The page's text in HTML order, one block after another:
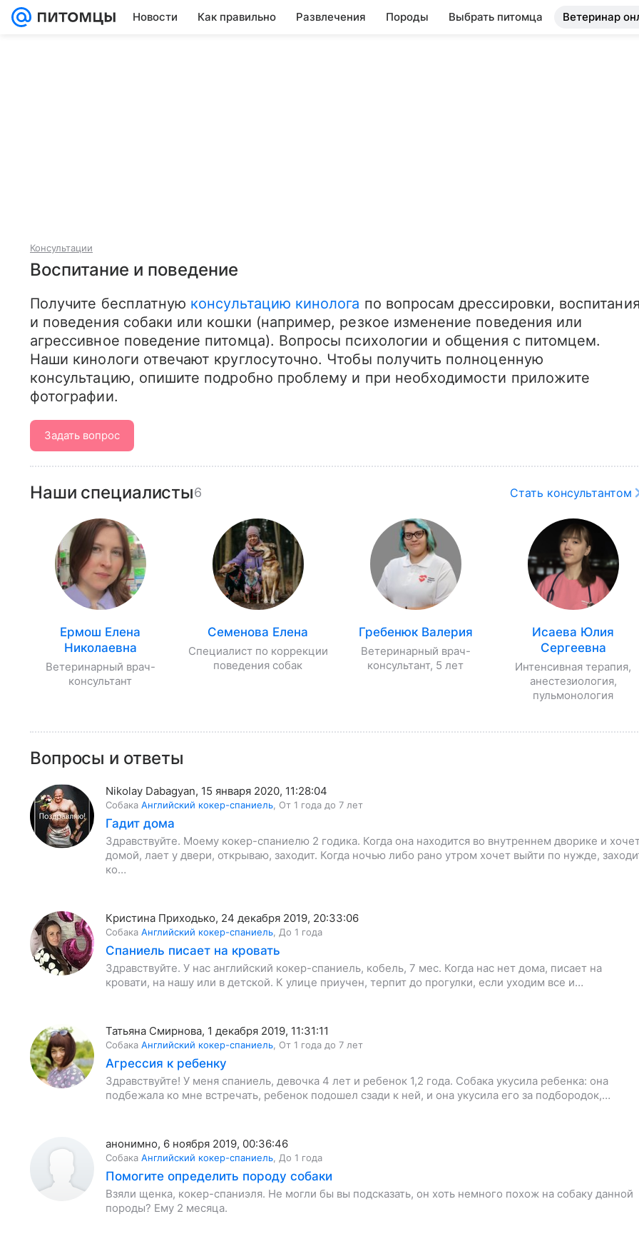
Новости Как правильно Развлечения Породы Выбрать питомца Ветеринар
Консультации
Воспитание и поведение
Получите бесплатную консультацию кинолога по вопросам дрессировки,
и поведения собаки или кошки (например, резкое изменение поведения или
агрессивное поведение питомца). Вопросы психологии и общения с питомцем.
Наши кинологи отвечают круглосуточно. Чтобы получить полноценную
консультацию, опишите подробно проблему и при необходимости приложите
фотографии.
Задать вопрос
Наши специалисты6 Стать консультантом
Ермош Елена
Николаевна
Ветеринарный врач-
консультант
Семенова Елена
Специалист по коррекции
поведения собак
Гребенюк Валерия
Ветеринарный врач-
консультант, 5 лет
Исаева Юлия
Сергеевна
Интенсивная терапия,
анестезиология,
пульмонология
Вопросы и ответы
Nikolay Dabagyan, 15 января 2020, 11:28:04
Собака Английский кокер-спаниель От 1 года до 7 лет
Гадит дома
Здравствуйте. Моему кокер-спаниелю 2 годика. Когда она находится во внутреннем дворике и
домой, лает у двери, открываю, заходит. Когда ночью либо рано утром хочет выйти по нужде,
ко…
Кристина Приходько, 24 декабря 2019, 20:33:06
Собака Английский кокер-спаниель До 1 года
Спаниель писает на кровать
Здравствуйте. У нас английский кокер-спаниель, кобель, 7 мес. Когда нас нет дома, писает на
кровати, на нашу или в детской. К улице приучен, терпит до прогулки, если уходим все и…
Татьяна Смирнова, 1 декабря 2019, 11:31:11
Собака Английский кокер-спаниель От 1 года до 7 лет
Агрессия к ребенку
Здравствуйте! У меня спаниель, девочка 4 лет и ребенок 1,2 года. Собака укусила ребенка: она
подбежала ко мне встречать, ребенок подошел сзади к ней, и она укусила его за подбородок,…
анонимно, 6 ноября 2019, 00:36:46
Собака Английский кокер-спаниель До 1 года
Помогите определить породу собаки
Взяли щенка, кокер-спаниэля. Не могли бы вы подсказать, он хоть немного похож на собаку данной
породы? Ему 2 месяца.